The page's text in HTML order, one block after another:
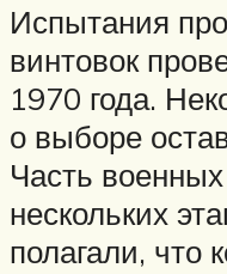
Испытания
винтовок
1970 года.
о выборе
Часть
нескольких
полагали, что